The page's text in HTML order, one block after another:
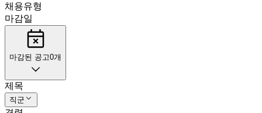
채용유형
마감일
마감된 공고0개
제목
직군